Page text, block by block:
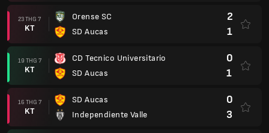
23 THG 7
KT
Orense SC
SD Aucas
2
1
19 THG 7
KT
CD Tecnico Universitario
SD Aucas
0
1
16 THG 7
KT
SD Aucas
Independiente Valle
0
3